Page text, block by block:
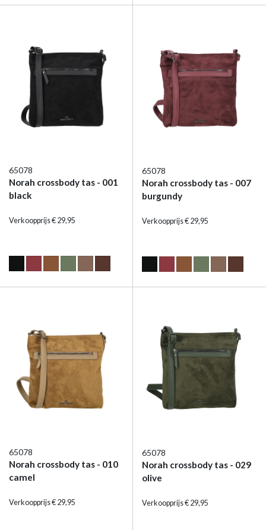
65078
Norah crossbody tas - 001
black
Verkoopprijs € 29,95
65078
Norah crossbody tas - 007
burgundy
Verkoopprijs € 29,95
65078
Norah crossbody tas - 010
camel
Verkoopprijs € 29,95
65078
Norah crossbody tas - 029
olive
Verkoopprijs € 29,95